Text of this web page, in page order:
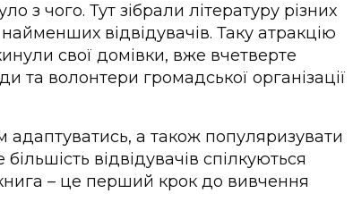
з чого. Тут зібрали літературу різних
відвідувачів. Таку атракцію
свої домівки, вже вчетверте
та волонтери громадської організації
адаптуватись, а також популяризувати
відвідувачів спілкуються
– це перший крок до вивчення